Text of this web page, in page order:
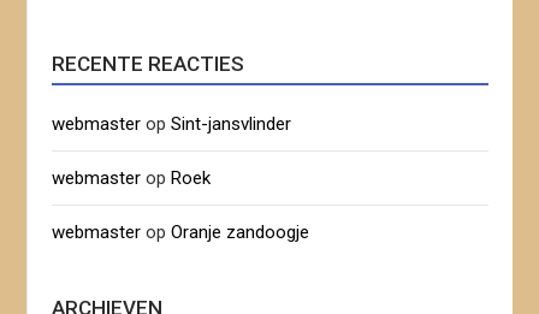
RECENTE REACTIES
webmaster opSint-jansvlinder
webmaster opRoek
webmaster opOranje zandoogje
ARCHIEVEN